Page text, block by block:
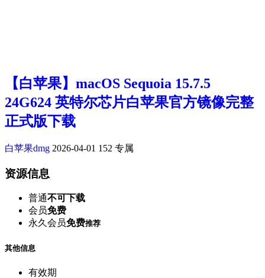
【白苹果】macOS Sequoia 15.7.5
24G624 英特尔芯片白苹果官方镜像完整
正式版下载
白苹果dmg 2026-04-01 152 专属
资源信息
普通不可下载
会员免费
永久会员免费推荐
其他信息
有效期